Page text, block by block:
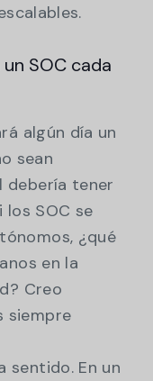
SOC cada
algún día un
sean
debería tener
SOC se
¿qué
en la
Creo
siempre
sentido. En un